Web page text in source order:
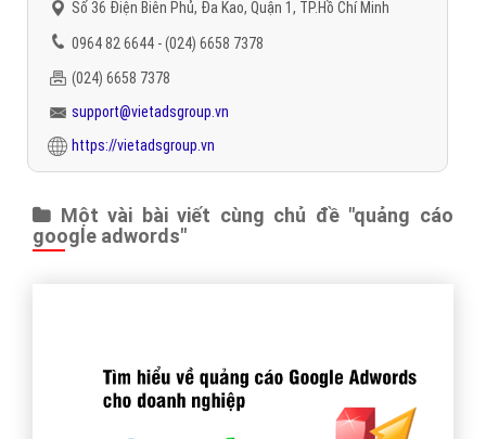
Số 36 Điện Biên Phủ, Đa Kao, Quận 1, TP.Hồ Chí Minh
0964 82 6644 - (024) 6658 7378
(024) 6658 7378
support@vietadsgroup.vn
https://vietadsgroup.vn
Một vài bài viết cùng chủ đề "quảng cáo
google adwords"